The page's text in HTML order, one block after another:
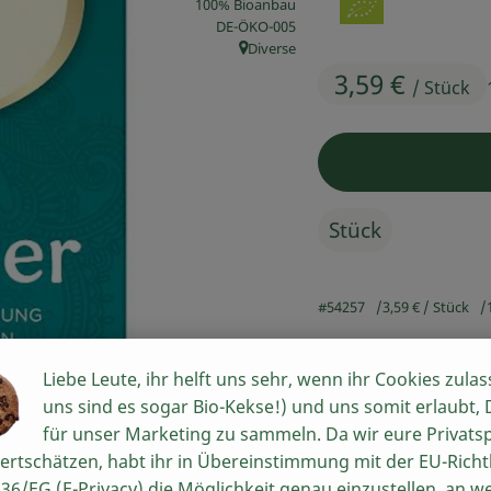
3,59 € / Stück
100% Bioanbau
, Kontrollstelle:
DE-ÖKO-005
, Herkunft:
Diverse
Stück
#54257 3,59 € / Stück
Rezepte
keine passenden Rezepte gefunden.
Liebe Leute, ihr helft uns sehr, wenn ihr Cookies
uns sind es sogar Bio-Kekse!) und uns somit erlaubt,
für unser Marketing zu sammeln. Da wir eure
habt ihr in Übereinstimmung mit der EU-